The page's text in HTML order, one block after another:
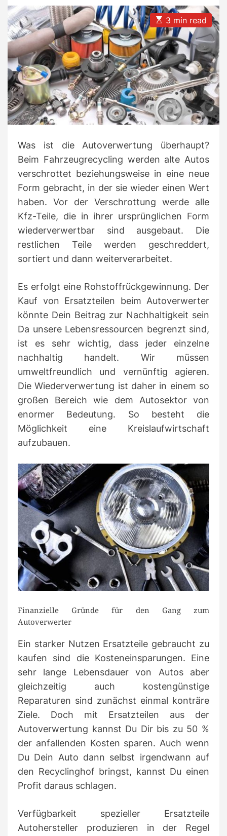
A
u
t
h
o
r
D
a
t
e
E
s
t
i
m
a
t
e
d
r
e
a
d
t
m
3 min read
Was ist die Autoverwertung überhaupt?
Beim Fahrzeugrecycling werden alte Autos
verschrottet beziehungsweise in eine neue
Form gebracht, in der sie wieder einen Wert
haben. Vor der Verschrottung werde alle
Kfz-Teile, die in ihrer ursprünglichen Form
wiederverwertbar sind ausgebaut. Die
restlichen Teile werden geschreddert,
sortiert und dann weiterverarbeitet.
Es erfolgt eine Rohstoffrückgewinnung. Der
Kauf von Ersatzteilen beim Autoverwerter
könnte Dein Beitrag zur Nachhaltigkeit sein
Da unsere Lebensressourcen begrenzt sind,
ist es sehr wichtig, dass jeder einzelne
nachhaltig handelt. Wir müssen
umweltfreundlich und vernünftig agieren.
Die Wiederverwertung ist daher in einem so
großen Bereich wie dem Autosektor von
enormer Bedeutung. So besteht die
Möglichkeit eine Kreislaufwirtschaft
aufzubauen.
Finanzielle Gründe für den Gang zum
Autoverwerter
Ein starker Nutzen Ersatzteile gebraucht zu
kaufen sind die Kosteneinsparungen. Eine
sehr lange Lebensdauer von Autos aber
gleichzeitig auch kostengünstige
Reparaturen sind zunächst einmal konträre
Ziele. Doch mit Ersatzteilen aus der
Autoverwertung kannst Du Dir bis zu 50 %
der anfallenden Kosten sparen. Auch wenn
Du Dein Auto dann selbst irgendwann auf
den Recyclinghof bringst, kannst Du einen
Profit daraus schlagen.
Verfügbarkeit spezieller Ersatzteile
Autohersteller produzieren in der Regel